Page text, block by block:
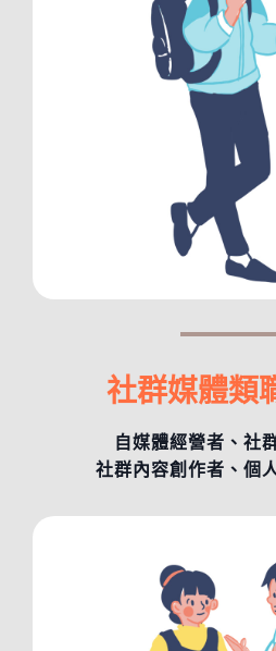
社群媒體類
自媒體經營者、社
社群內容創作者、個